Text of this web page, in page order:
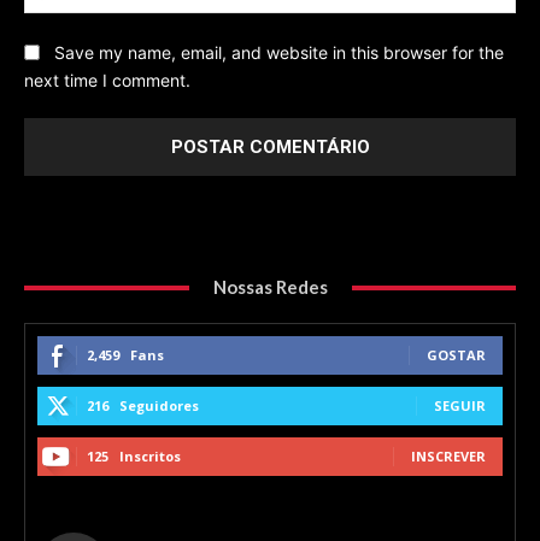
Save my name, email, and website in this browser for the
next time I comment.
Nossas Redes
2,459 Fans GOSTAR
216 Seguidores SEGUIR
125 Inscritos INSCREVER